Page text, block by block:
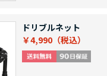
ドリブルネット
￥4,990